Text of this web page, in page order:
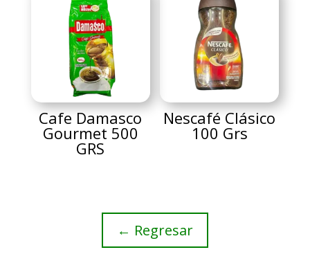
Cafe Damasco
Gourmet 500
GRS
Nescafé Clásico
100 Grs
← Regresar